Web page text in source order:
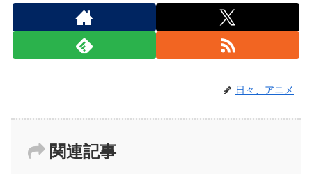
日々、アニメ
関連記事